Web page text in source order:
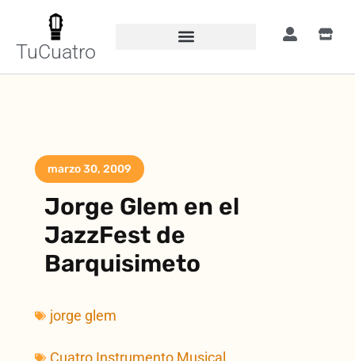
TuCuatro
marzo 30, 2009
Jorge Glem en el
JazzFest de
Barquisimeto
jorge glem
Cuatro Instrumento Musical